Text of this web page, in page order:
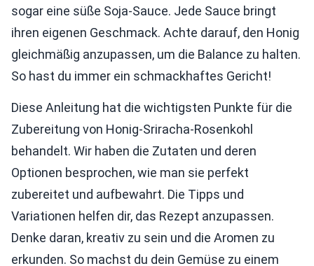
sogar eine süße Soja-Sauce. Jede Sauce bringt
ihren eigenen Geschmack. Achte darauf, den Honig
gleichmäßig anzupassen, um die Balance zu halten.
So hast du immer ein schmackhaftes Gericht!
Diese Anleitung hat die wichtigsten Punkte für die
Zubereitung von Honig-Sriracha-Rosenkohl
behandelt. Wir haben die Zutaten und deren
Optionen besprochen, wie man sie perfekt
zubereitet und aufbewahrt. Die Tipps und
Variationen helfen dir, das Rezept anzupassen.
Denke daran, kreativ zu sein und die Aromen zu
erkunden. So machst du dein Gemüse zu einem